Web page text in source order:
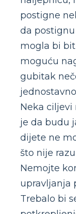
postigne
da
mogla bi
moguću
gubitak
Neka ciljevi
je da budu
dijete ne
što nije
Nemojte
upravljanja
Trebalo bi